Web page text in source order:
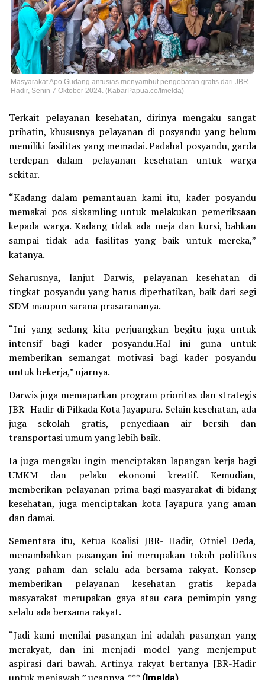
Masyarakat Apo Gudang antusias menyambut pengobatan gratis dari JBR-
Hadir, Senin 7 Oktober 2024. (KabarPapua.co/Imelda)
Terkait pelayanan kesehatan, dirinya mengaku sangat
prihatin, khususnya pelayanan di posyandu yang belum
memiliki fasilitas yang memadai. Padahal posyandu, garda
terdepan dalam pelayanan kesehatan untuk warga
sekitar.
“Kadang dalam pemantauan kami itu, kader posyandu
memakai pos siskamling untuk melakukan pemeriksaan
kepada warga. Kadang tidak ada meja dan kursi, bahkan
sampai tidak ada fasilitas yang baik untuk mereka,”
katanya.
Seharusnya, lanjut Darwis, pelayanan kesehatan di
tingkat posyandu yang harus diperhatikan, baik dari segi
SDM maupun sarana prasarananya.
“Ini yang sedang kita perjuangkan begitu juga untuk
intensif bagi kader posyandu.Hal ini guna untuk
memberikan semangat motivasi bagi kader posyandu
untuk bekerja,” ujarnya.
Darwis juga memaparkan program prioritas dan strategis
JBR- Hadir di Pilkada Kota Jayapura. Selain kesehatan, ada
juga sekolah gratis, penyediaan air bersih dan
transportasi umum yang lebih baik.
Ia juga mengaku ingin menciptakan lapangan kerja bagi
UMKM dan pelaku ekonomi kreatif. Kemudian,
memberikan pelayanan prima bagi masyarakat di bidang
kesehatan, juga menciptakan kota Jayapura yang aman
dan damai.
Sementara itu, Ketua Koalisi JBR- Hadir, Otniel Deda,
menambahkan pasangan ini merupakan tokoh politikus
yang paham dan selalu ada bersama rakyat. Konsep
memberikan pelayanan kesehatan gratis kepada
masyarakat merupakan gaya atau cara pemimpin yang
selalu ada bersama rakyat.
“Jadi kami menilai pasangan ini adalah pasangan yang
merakyat, dan ini menjadi model yang menjemput
aspirasi dari bawah. Artinya rakyat bertanya JBR-Hadir